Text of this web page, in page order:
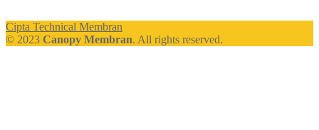
Cipta Technical Membran
© 2023 Canopy Membran. All rights reserved.